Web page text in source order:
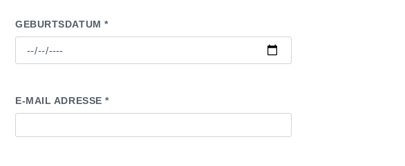
S
D
E
GEBURTSDATUM *
E-MAIL ADRESSE *